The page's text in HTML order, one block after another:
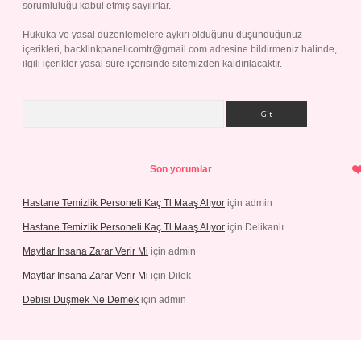
sorumluluğu kabul etmiş sayılırlar.
Hukuka ve yasal düzenlemelere aykırı olduğunu düşündüğünüz
içerikleri, backlinkpanelicomtr@gmail.com adresine bildirmeniz halinde,
ilgili içerikler yasal süre içerisinde sitemizden kaldırılacaktır.
Son yorumlar
Hastane Temizlik Personeli Kaç Tl Maaş Alıyor için admin
Hastane Temizlik Personeli Kaç Tl Maaş Alıyor için Delikanlı
Maytlar Insana Zarar Verir Mi için admin
Maytlar Insana Zarar Verir Mi için Dilek
Debisi Düşmek Ne Demek için admin